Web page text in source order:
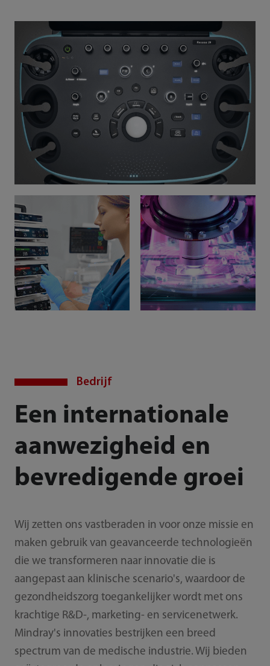
Bedrijf
Een internationale
aanwezigheid en
bevredigende groei
Wij zetten ons vastberaden in voor onze missie en
maken gebruik van geavanceerde technologieën
die we transformeren naar innovatie die is
aangepast aan klinische scenario's, waardoor de
gezondheidszorg toegankelijker wordt met ons
krachtige R&D-, marketing- en servicenetwerk.
Mindray's innovaties bestrijken een breed
spectrum van de medische industrie. Wij bieden